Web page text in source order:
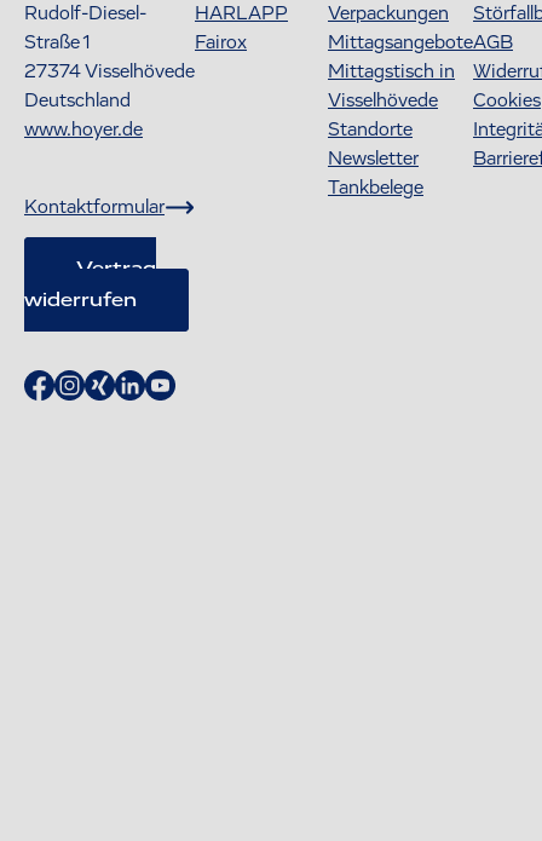
Rudolf-Diesel-
Straße 1
27374Visselhövede
Deutschland
www.hoyer.de
Kontaktformular
Vertrag
widerrufen
HARLAPP
Fairox
Verpackungen
Mittagsangebote
Mittagstisch in
Visselhövede
Standorte
Newsletter
Tankbelege
AGB
Cookies